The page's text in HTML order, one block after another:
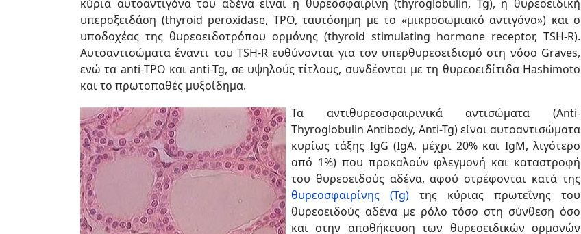
κύρια αυτοαντιγόνα του αδένα είναι η θυρεοσφαιρίνη (thyroglobulin, Tg), η θυρεοειδική
υπεροξειδάση (thyroid peroxidase, TPO, ταυτόσημη με το «μικροσωμιακό αντιγόνο») και ο
υποδοχέας της θυρεοειδοτρόπου ορμόνης (thyroid stimulating hormone receptor, TSH-R).
Αυτοαντισώματα έναντι του TSH-R ευθύνονται για τον υπερθυρεοειδισμό στη νόσο Graves,
ενώ τα anti-ΤΡΟ και anti-Tg, σε υψηλούς τίτλους, συνδέονται με τη θυρεοειδίτιδα Hashimoto
και το πρωτοπαθές μυξοίδημα.
Τα αντιθυρεοσφαιρινικά αντισώματα (Anti-
Thyroglobulin Antibody, Anti-Tg) είναι αυτοαντισώματα
κυρίως τάξης IgG (IgA, μέχρι 20% και IgM, λιγότερο
από 1%) που προκαλούν φλεγμονή και καταστροφή
του θυρεοειδούς αδένα, αφού στρέφονται κατά της
θυρεοσφαιρίνης (Tg) της κύριας πρωτεΐνης του
θυρεοειδούς αδένα με ρόλο τόσο στη σύνθεση όσο
και στην αποθήκευση των θυρεοειδικών ορμονών